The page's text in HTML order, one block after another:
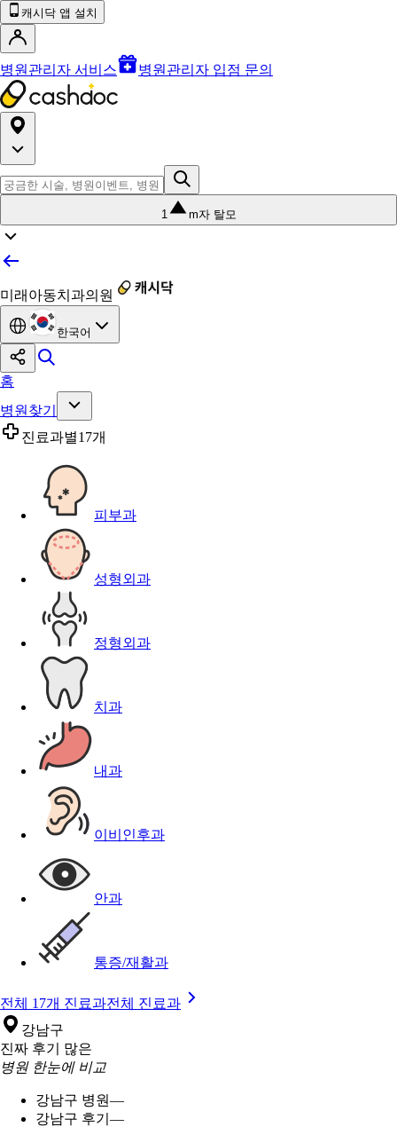
캐시닥 앱 설치
병원관리자 서비스 병원관리자 입점 문의
1 m자 탈모
미래아동치과의원
한국어
홈
병원찾기
진료과별17개
피부과
성형외과
정형외과
치과
내과
이비인후과
안과
통증/재활과
전체 17개 진료과전체 진료과
강남구
진짜 후기 많은
병원 한눈에 비교
강남구 병원—
강남구 후기 —